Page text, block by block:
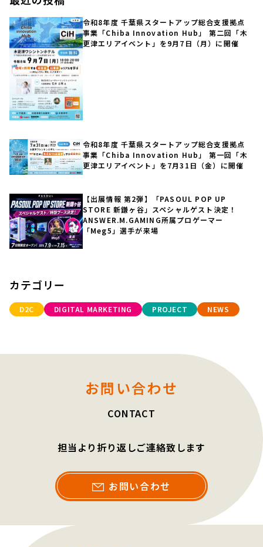
令和8年度 千葉県スタートアップ総合支援拠点
事業「Chiba Innovation Hub」 第二回「木
更津エリアイベント」を9月7日（月）に開催
令和8年度 千葉県スタートアップ総合支援拠点
事業「Chiba Innovation Hub」 第一回「木
更津エリアイベント」を7月31日（金）に開催
【出展情報 第2弾】「PASOUL POP UP
STORE 新鎌ヶ谷」スペシャルゲスト決定！
ANSWER.M.GAMING所属プロゲーマー
「Meg5」選手が来場
カテゴリー
D2C DIGITAL MARKETING PROJECT NEWS
お問い合わせ
CONTACT
担当より折り返しご連絡致します
お問い合わせ